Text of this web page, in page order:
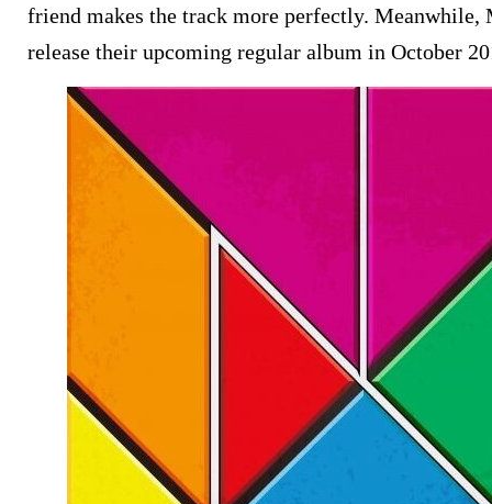
friend makes the track more perfectly.
release their upcoming regular album in October